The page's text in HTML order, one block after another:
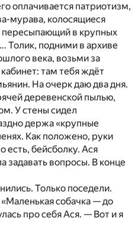
оплачивается патриотизм,
мурава, колосящиеся
в крупных
Толик, подними в архиве
века, возьми за
там тебя ждёт
На очерк даю два дня.
деревенской пылью,
У стены сидел
держа «крупные
Как положено, руки
есть, бейсболку. Ася
задавать вопросы. В конце
Только поседели.
собачка — до
про себя Ася. — Вот и я